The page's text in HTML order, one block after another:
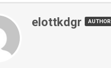
elottkdgr AUTHOR